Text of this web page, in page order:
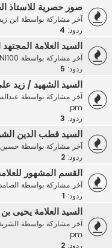
صور حصرية للاستاذ
آخر مشاركة بواسطة ابن
ردود: 4
السيد العلامة
آخر مشاركة بواسطة
ردود: 5
السيد الشهيد / زيد
آخر مشاركة بواسطة
pm
ردود: 3
السيد قطب الدين
آخر مشاركة بواسطة حسين
ردود: 2
القسم المشهور
آخر مشاركة بواسطة
ردود: 1
السيد العلامة يحيى
آخر مشاركة بواسطة
pm
ردود: 2